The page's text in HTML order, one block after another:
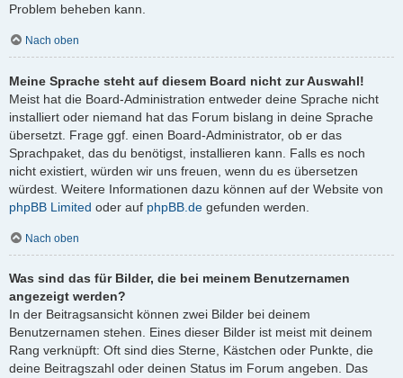
Problem beheben kann.
Nach oben
Meine Sprache steht auf diesem Board nicht zur Auswahl!
Meist hat die Board-Administration entweder deine Sprache nicht
installiert oder niemand hat das Forum bislang in deine Sprache
übersetzt. Frage ggf. einen Board-Administrator, ob er das
Sprachpaket, das du benötigst, installieren kann. Falls es noch
nicht existiert, würden wir uns freuen, wenn du es übersetzen
würdest. Weitere Informationen dazu können auf der Website von
phpBB Limited oder auf phpBB.de gefunden werden.
Nach oben
Was sind das für Bilder, die bei meinem Benutzernamen
angezeigt werden?
In der Beitragsansicht können zwei Bilder bei deinem
Benutzernamen stehen. Eines dieser Bilder ist meist mit deinem
Rang verknüpft: Oft sind dies Sterne, Kästchen oder Punkte, die
deine Beitragszahl oder deinen Status im Forum angeben. Das